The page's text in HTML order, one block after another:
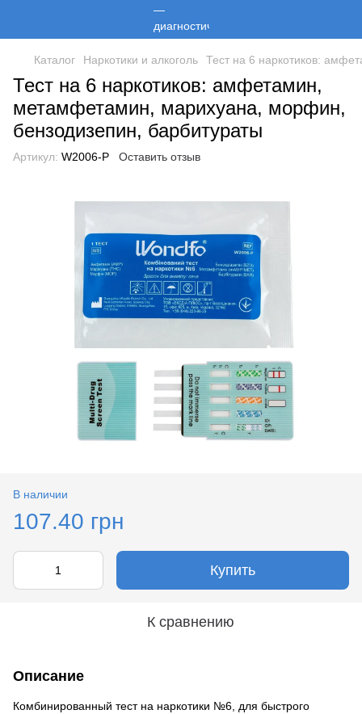
Каталог Наркотики и алкоголь Тест на 6 наркотиков:
Тест на 6 наркотиков: амфетамин,
метамфетамин, марихуана, морфин,
бензодизепин, барбитураты
Артикул: W2006-P Оставить отзыв
В наличии
107.40 грн
Купить
К сравнению
Описание
Комбинированный тест на наркотики №6, для быстрого